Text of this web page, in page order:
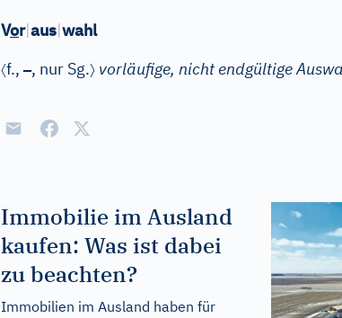
Vor|aus|wahl
〈f.,–, nur Sg.〉 vorläufige, nicht endgültige
Immobilie im Ausland
kaufen: Was ist dabei
zu beachten?
Immobilien im Ausland haben für